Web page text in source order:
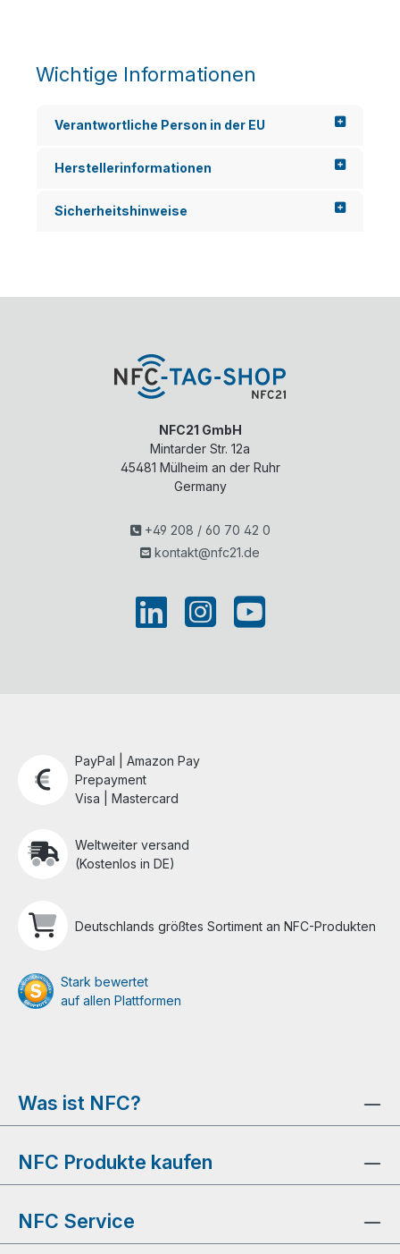
Wichtige Informationen
Verantwortliche Person in der EU
Herstellerinformationen
Sicherheitshinweise
NFC21 GmbH
Mintarder Str. 12a
45481 Mülheim an der Ruhr
Germany
+49 208 / 60 70 42 0
kontakt@nfc21.de
PayPal | Amazon Pay
Prepayment
Visa | Mastercard
Weltweiter versand
(Kostenlos in DE)
Deutschlands größtes Sortiment an NFC-Produkten
Stark bewertet
auf allen Plattformen
Was ist NFC?
NFC Produkte kaufen
NFC Service